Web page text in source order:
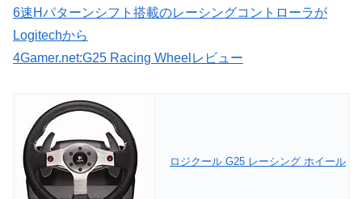
6速Hパターンシフト搭載のレーシングコントローラが
Logitechから
4Gamer.net:G25 Racing Wheelレビュー
ロジクール G25 レーシング ホイール